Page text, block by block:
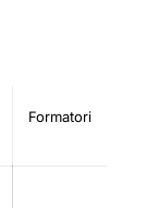
Formatori